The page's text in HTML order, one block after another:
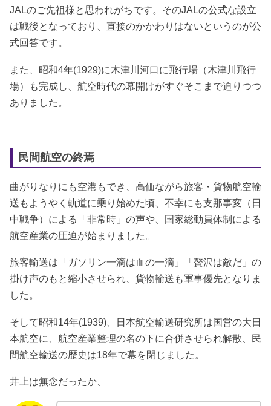
JALのご先祖様と思われがちです。そのJALの公式な設立
は戦後となっており、直接のかかわりはないというのが公
式回答です。
また、昭和4年(1929)に木津川河口に飛行場（木津川飛行
場）も完成し、航空時代の幕開けがすぐそこまで迫りつつ
ありました。
民間航空の終焉
曲がりなりにも空港もでき、高価ながら旅客・貨物航空輸
送もようやく軌道に乗り始めた頃、不幸にも支那事変（日
中戦争）による「非常時」の声や、国家総動員体制による
航空産業の圧迫が始まりました。
旅客輸送は「ガソリン一滴は血の一滴」「贅沢は敵だ」の
掛け声のもと縮小させられ、貨物輸送も軍事優先となりま
した。
そして昭和14年(1939)、日本航空輸送研究所は国営の大日
本航空に、航空産業整理の名の下に合併させられ解散、民
間航空輸送の歴史は18年で幕を閉じました。
井上は無念だったか、